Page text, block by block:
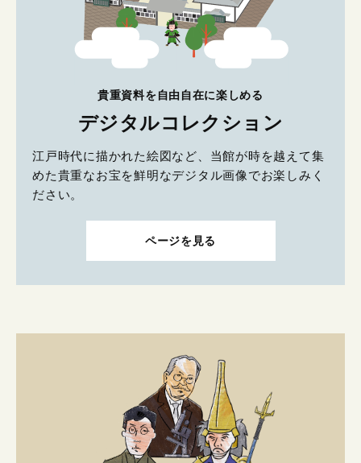
貴重資料を自由自在に楽しめる
デジタルコレクション
江戸時代に描かれた絵図など、当館が時を越えて集
めた貴重なお宝を鮮明なデジタル画像でお楽しみく
ださい。
ページを見る